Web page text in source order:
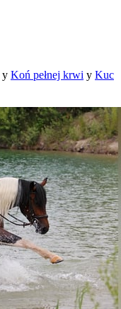
y Koń pełnej krwi y Kuc